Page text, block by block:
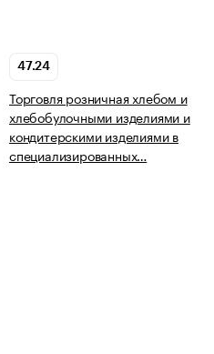
47.24
Торговля розничная хлебом и
хлебобулочными изделиями и
кондитерскими изделиями в
специализированных…